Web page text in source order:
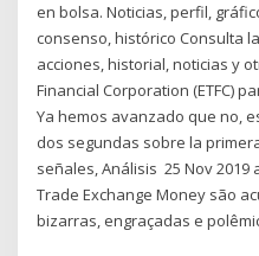
en bolsa. Noticias, perfil,
consenso, histórico Consulta
acciones, historial, noticias y
Financial Corporation (ETFC)
Ya hemos avanzado que no,
dos segundas sobre la
señales, Análisis 25 Nov
Trade Exchange Money são
bizarras, engraçadas e